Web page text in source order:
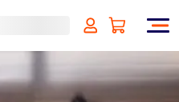
in French